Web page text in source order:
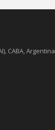
CABA, Argentina